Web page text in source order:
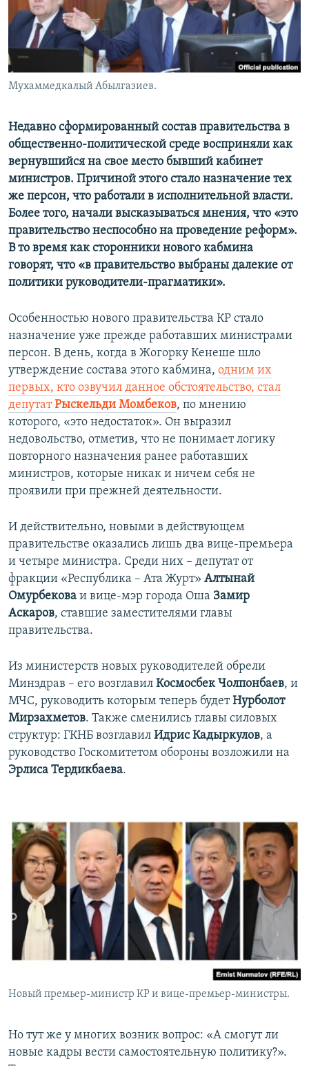
Мухаммедкалый Абылгазиев.
Недавно сформированный состав правительства в
общественно-политической среде восприняли как
вернувшийся на свое место бывший кабинет
министров. Причиной этого стало назначение тех
же персон, что работали в исполнительной власти.
Более того, начали высказываться мнения, что «это
правительство неспособно на проведение реформ».
В то время как сторонники нового кабмина
говорят, что «в правительство выбраны далекие от
политики руководители-прагматики».
Особенностью нового правительства КР стало
назначение уже прежде работавших министрами
персон. В день, когда в Жогорку Кенеше шло
утверждение состава этого кабмина, одним их
первых, кто озвучил данное обстоятельство, стал
депутатРыскельди Момбеков, по мнению
которого, «это недостаток». Он выразил
недовольство, отметив, что не понимает логику
повторного назначения ранее работавших
министров, которые никак и ничем себя не
проявили при прежней деятельности.
И действительно, новыми в действующем
правительстве оказались лишь два вице-премьера
и четыре министра. Среди них – депутат от
фракции «Республика – Ата Журт» Алтынай
Омурбекова и вице-мэр города Оша Замир
Аскаров, ставшие заместителями главы
правительства.
Из министерств новых руководителей обрели
Минздрав – его возглавил Космосбек Чолпонбаев, и
МЧС, руководить которым теперь будетНурболот
Мирзахметов. Также сменились главы силовых
структур: ГКНБ возглавил Идрис Кадыркулов, а
руководство Госкомитетом обороны возложили на
Эрлиса Тердикбаева.
Новый премьер-министр КР и вице-премьер-министры.
Но тут же у многих возник вопрос: «А смогут ли
новые кадры вести самостоятельную политику?».